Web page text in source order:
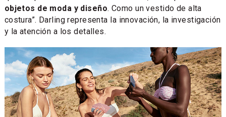
objetos de moda y diseño. Como un vestido de alta
costura”. Darling representa la innovación, la investigación
y la atención a los detalles.